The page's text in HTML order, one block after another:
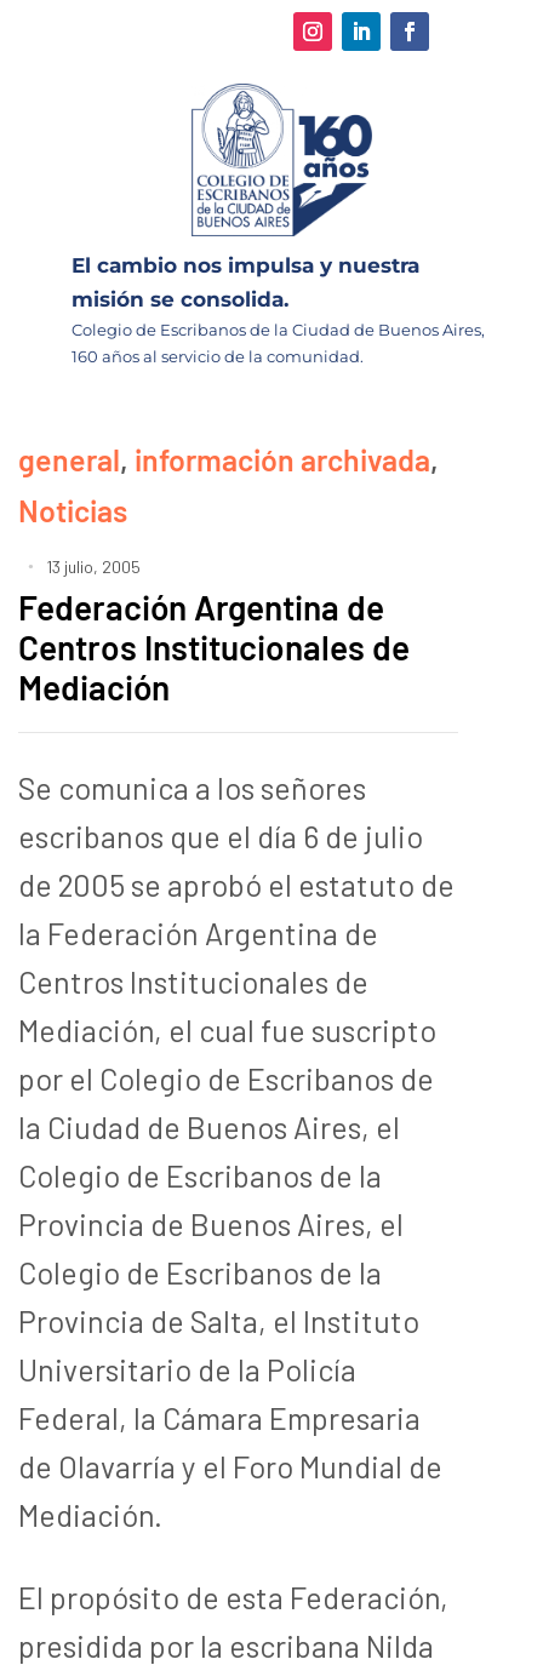
El cambio nos impulsa y nuestra
misión se consolida.
Colegio de Escribanos de la Ciudad de Buenos Aires,
160 años al servicio de la comunidad.
general, información archivada,
Noticias
13 julio, 2005
Federación Argentina de
Centros Institucionales de
Mediación
Se comunica a los señores
escribanos que el día 6 de julio
de 2005 se aprobó el estatuto de
la Federación Argentina de
Centros Institucionales de
Mediación, el cual fue suscripto
por el Colegio de Escribanos de
la Ciudad de Buenos Aires, el
Colegio de Escribanos de la
Provincia de Buenos Aires, el
Colegio de Escribanos de la
Provincia de Salta, el Instituto
Universitario de la Policía
Federal, la Cámara Empresaria
de Olavarría y el Foro Mundial de
Mediación.
El propósito de esta Federación,
presidida por la escribana Nilda